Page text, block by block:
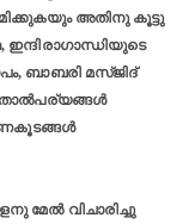
അതിനു കൂട്ടു
ബാബരി മസ്ജിദ്
താല്‍പര്യങ്ങള്‍
മേല്‍ വിചാരിച്ചു